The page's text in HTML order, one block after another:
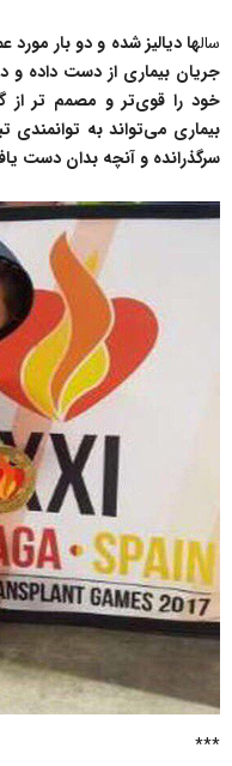
سالها دیالیز شده و دو بار
جریان بیماری از دست داده و
خود را قوی‌تر و مصمم تر
بیماری می‌‌تواند به توانمندی
سرگذرانده و آنچه بدان دست
***